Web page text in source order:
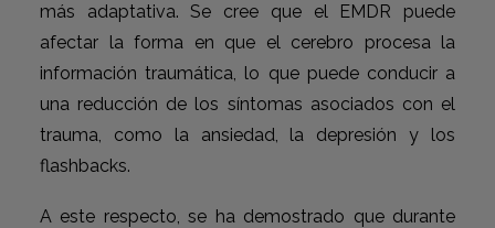
más adaptativa. Se cree que el EMDR puede
afectar la forma en que el cerebro procesa la
información traumática, lo que puede conducir a
una reducción de los síntomas asociados con el
trauma, como la ansiedad, la depresión y los
flashbacks.
A este respecto, se ha demostrado que durante